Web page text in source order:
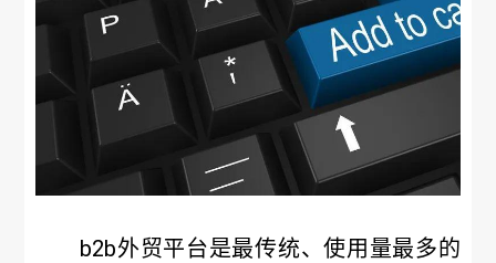
b2b外贸平台是最传统、使用量最多的